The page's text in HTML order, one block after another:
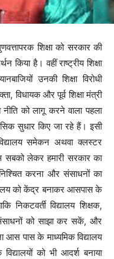
शिक्षा को सरकार की
किया है। वहीं राष्ट्रीय शिक्षा
उनकी शिक्षा विरोधी
विधायक और पूर्व शिक्षा मंत्री
को लागू करने वाला पहला
सुधार किए जा रहे हैं। इसी
समेकन अथवा क्लस्टर
सबको लेकर हमारी सरकार का
करना और संसाधनों का
को केंद्र बनाकर आसपास के
निकटवर्ती विद्यालय शिक्षक,
को साझा कर सकें, और
पास के माध्यमिक विद्यालय
को भी आदर्श बनाया